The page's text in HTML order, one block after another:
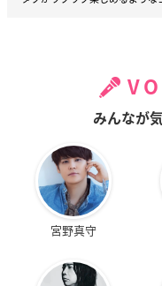
みんなが
宮野真守